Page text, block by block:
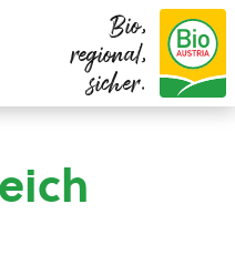
Bio,
regional,
sicher.